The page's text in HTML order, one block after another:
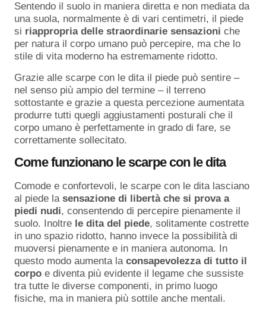
Sentendo il suolo in maniera diretta e non mediata da
una suola, normalmente è di vari centimetri, il piede
si riappropria delle straordinarie sensazioni che
per natura il corpo umano può percepire, ma che lo
stile di vita moderno ha estremamente ridotto.
Grazie alle scarpe con le dita il piede può sentire –
nel senso più ampio del termine – il terreno
sottostante e grazie a questa percezione aumentata
produrre tutti quegli aggiustamenti posturali che il
corpo umano è perfettamente in grado di fare, se
correttamente sollecitato.
Come funzionano le scarpe con le dita
Comode e confortevoli, le scarpe con le dita lasciano
al piede la sensazione di libertà che si prova a
piedi nudi, consentendo di percepire pienamente il
suolo. Inoltre le dita del piede, solitamente costrette
in uno spazio ridotto, hanno invece la possibilità di
muoversi pienamente e in maniera autonoma. In
questo modo aumenta la consapevolezza di tutto il
corpo e diventa più evidente il legame che sussiste
tra tutte le diverse componenti, in primo luogo
fisiche, ma in maniera più sottile anche mentali.